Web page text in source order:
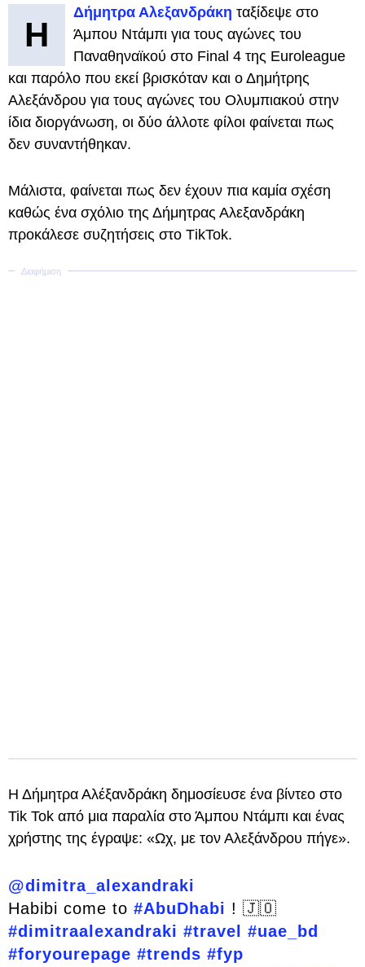
Η
Δήμητρα Αλεξανδράκη ταξίδεψε στο
Άμπου Ντάμπι για τους αγώνες του
Παναθηναϊκού στο Final 4 της Euroleague
και παρόλο που εκεί βρισκόταν και ο Δημήτρης
Αλεξάνδρου για τους αγώνες του Ολυμπιακού στην
ίδια διοργάνωση, οι δύο άλλοτε φίλοι φαίνεται πως
δεν συναντήθηκαν.
Μάλιστα, φαίνεται πως δεν έχουν πια καμία σχέση
καθώς ένα σχόλιο της Δήμητρας Αλεξανδράκη
προκάλεσε συζητήσεις στο ΤikTok.
Η Δήμητρα Αλέξανδράκη δημοσίευσε ένα βίντεο στο
Tik Tok από μια παραλία στο Άμπου Ντάμπι και ένας
χρήστης της έγραψε: «Ωχ, με τον Αλεξάνδρου πήγε».
@dimitra_alexandraki
Habibi come to #AbuDhabi ! 🇯🇴
#dimitraalexandraki #travel
#uae_bd
#foryourepage #trends #fyp